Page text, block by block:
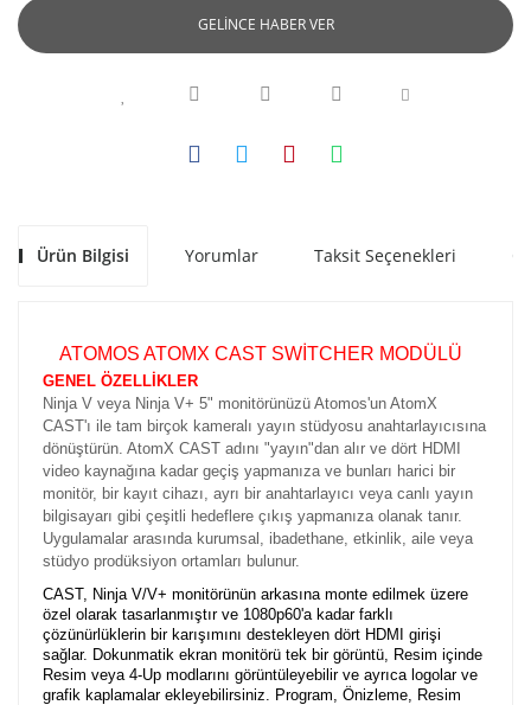
GELİNCE HABER VER
Ürün Bilgisi Yorumlar Taksit Seçenekleri
ATOMOS ATOMX CAST SWİTCHER MODÜLÜ
GENEL ÖZELLİKLER
Ninja V veya Ninja V+ 5" monitörünüzü Atomos'un AtomX
CAST'ı ile tam birçok kameralı yayın stüdyosu anahtarlayıcısına
dönüştürün. AtomX CAST adını "yayın"dan alır ve dört HDMI
video kaynağına kadar geçiş yapmanıza ve bunları harici bir
monitör, bir kayıt cihazı, ayrı bir anahtarlayıcı veya canlı yayın
bilgisayarı gibi çeşitli hedeflere çıkış yapmanıza olanak tanır.
Uygulamalar arasında kurumsal, ibadethane, etkinlik, aile veya
stüdyo prodüksiyon ortamları bulunur.
CAST, Ninja V/V+ monitörünün arkasına monte edilmek üzere
özel olarak tasarlanmıştır ve 1080p60'a kadar farklı
çözünürlüklerin bir karışımını destekleyen dört HDMI girişi
sağlar. Dokunmatik ekran monitörü tek bir görüntü, Resim içinde
Resim veya 4-Up modlarını görüntüleyebilir ve ayrıca logolar ve
grafik kaplamalar ekleyebilirsiniz. Program, Önizleme, Resim